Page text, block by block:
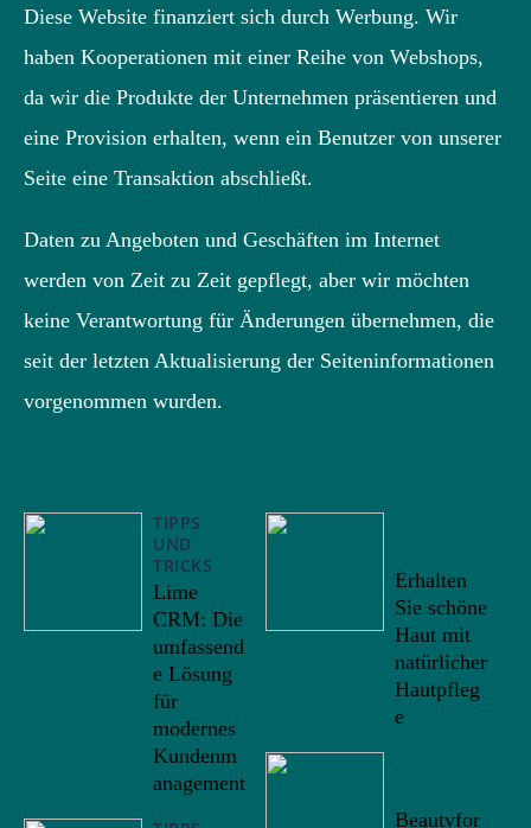
Diese Website finanziert sich durch Werbung. Wir
haben Kooperationen mit einer Reihe von Webshops,
da wir die Produkte der Unternehmen präsentieren und
eine Provision erhalten, wenn ein Benutzer von unserer
Seite eine Transaktion abschließt.
Daten zu Angeboten und Geschäften im Internet
werden von Zeit zu Zeit gepflegt, aber wir möchten
keine Verantwortung für Änderungen übernehmen, die
seit der letzten Aktualisierung der Seiteninformationen
vorgenommen wurden.
TIPPS
UND
TRICKS
Lime
CRM: Die
umfassend
e Lösung
für
modernes
Kundenm
anagement
Erhalten
Sie schöne
Haut mit
natürlicher
Hautpfleg
e
Beautyfor